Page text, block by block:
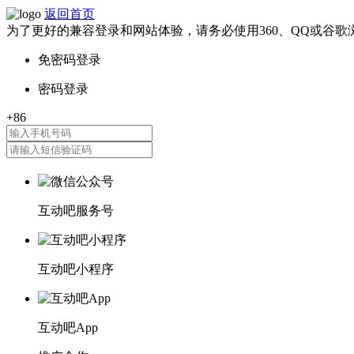
返回首页
为了更好的兼容登录和网站体验，请务必使用360、QQ或谷歌
互动吧服务号
互动吧小程序
互动吧App